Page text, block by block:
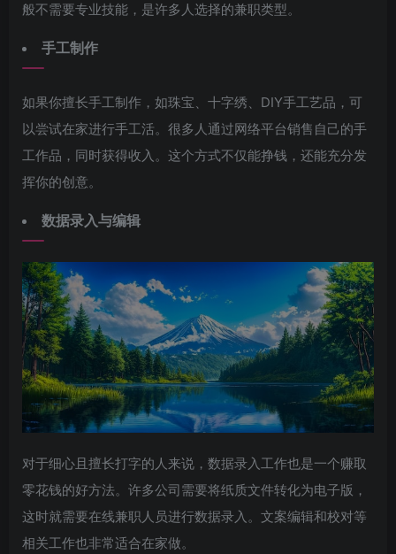
般不需要专业技能，是许多人选择的兼职类型。
手工制作
如果你擅长手工制作，如珠宝、十字绣、DIY手工艺品，可
以尝试在家进行手工活。很多人通过网络平台销售自己的手
工作品，同时获得收入。这个方式不仅能挣钱，还能充分发
挥你的创意。
数据录入与编辑
对于细心且擅长打字的人来说，数据录入工作也是一个赚取
零花钱的好方法。许多公司需要将纸质文件转化为电子版，
这时就需要在线兼职人员进行数据录入。文案编辑和校对等
相关工作也非常适合在家做。